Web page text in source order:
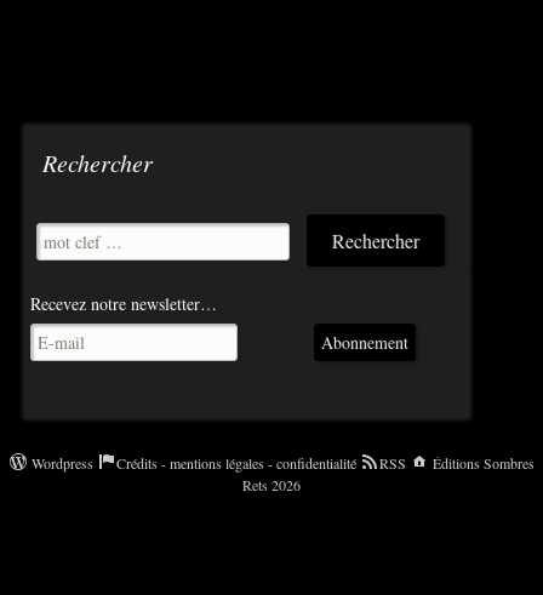
Rechercher
Recevez notre newsletter…
Abonnement
Wordpress Crédits - mentions légales - confidentialité RSS
Éditions Sombres
Rets 2026